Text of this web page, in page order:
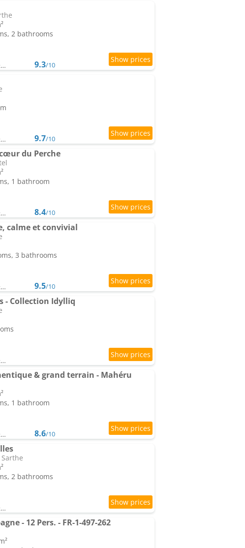
2 bathrooms
9.3/10
9.7/10
du Perche
1 bathroom
8.4/10
calme et convivial
3 bathrooms
9.5/10
- Collection Idylliq
& grand terrain - Mahéru
1 bathroom
8.6/10
2 bathrooms
- 12 Pers. - FR-1-497-262